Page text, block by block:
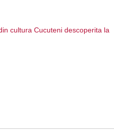
cultura Cucuteni descoperita la